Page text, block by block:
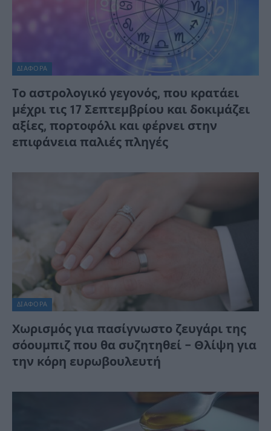
ΔΙΆΦΟΡΑ
Tο αστρολογικό γεγονός, που κρατάει
μέχρι τις 17 Σεπτεμβρίου και δοκιμάζει
αξίες, πορτοφόλι και φέρνει στην
επιφάνεια παλιές πληγές
ΔΙΆΦΟΡΑ
Χωρισμός για πασίγνωστο ζευγάρι της
σόουμπιζ που θα συζητηθεί – Θλίψη για
την κόρη ευρωβουλευτή